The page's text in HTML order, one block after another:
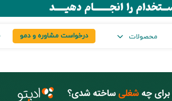
محصولات درخواست مشاوره و دمو